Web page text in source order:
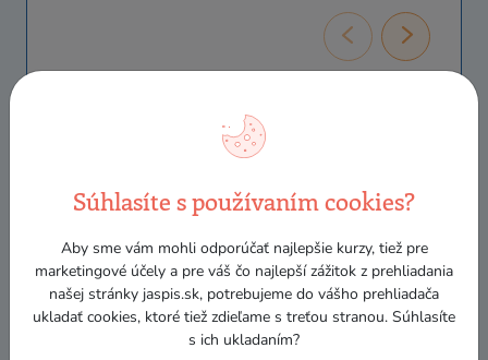
Môj najlepší kurz doteraz. Pani
vyučujúca bola super!!!!
Vanessa Hajduková
S kurzom som bola spokojná.
Súhlasíte s používaním cookies?
Aby sme vám mohli odporúčať najlepšie kurzy, tiež pre
marketingové účely a pre váš čo najlepší zážitok z prehliadania
našej stránky jaspis.sk, potrebujeme do vášho prehliadača
ukladať cookies, ktoré tiež zdieľame s treťou stranou. Súhlasíte
s ich ukladaním?